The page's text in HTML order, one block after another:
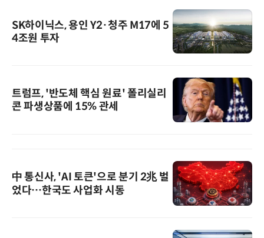
SK하이닉스, 용인 Y2·청주 M17에 5
4조원 투자
트럼프, '반도체 핵심 원료' 폴리실리
콘 파생상품에 15% 관세
中 통신사, 'AI 토큰'으로 분기 2兆 벌
었다…한국도 사업화 시동